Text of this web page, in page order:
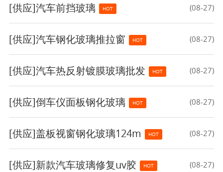
[供应]汽车前挡玻璃 HOT (08-27)
[供应]汽车钢化玻璃推拉窗 HOT (08-27)
[供应]汽车热反射镀膜玻璃批发 HOT (08-27)
[供应]倒车仪面板钢化玻璃 HOT (08-27)
[供应]盖板视窗钢化玻璃124m HOT (08-27)
[供应]新款汽车玻璃修复uv胶 HOT (08-27)